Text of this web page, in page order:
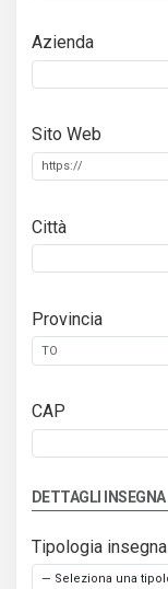
Azienda
Sito Web
Città
Provincia
CAP
DETTAGLI INSEGNA
Tipologia insegna